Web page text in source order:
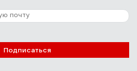
изливом
19.11.2020
Подписаться